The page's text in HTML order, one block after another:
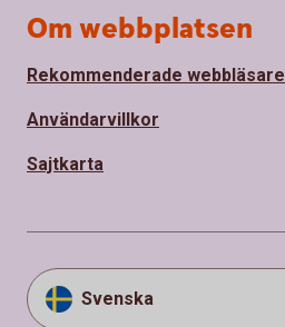
Om webbplatsen
Rekommenderade webbläsare
Användarvillkor
Sajtkarta
Svenska